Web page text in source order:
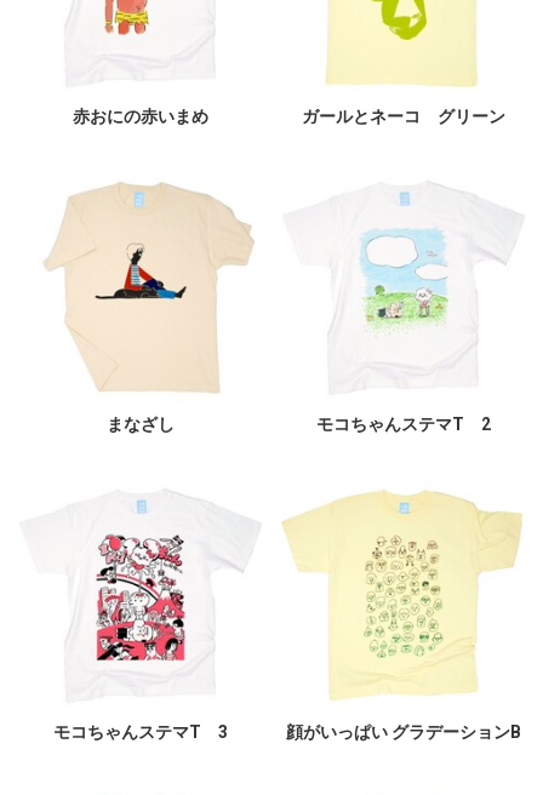
赤おにの赤いまめ ガールとネーコ グリーン
まなざし モコちゃんステマT 2
モコちゃんステマT 3 顔がいっぱい グラデーションB